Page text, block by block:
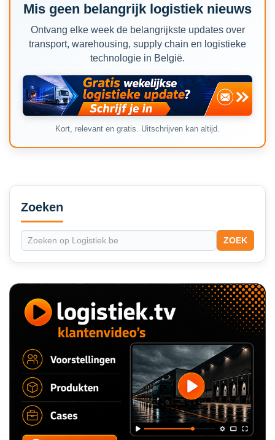
Mis geen belangrijk logistiek nieuws
Ontvang elke week de belangrijkste updates over
transport, warehousing, supply chain en logistieke
technologie in België.
Kort, relevant en gratis. Uitschrijven kan altijd.
Secondary
Sidebar
Zoeken
ZOEK